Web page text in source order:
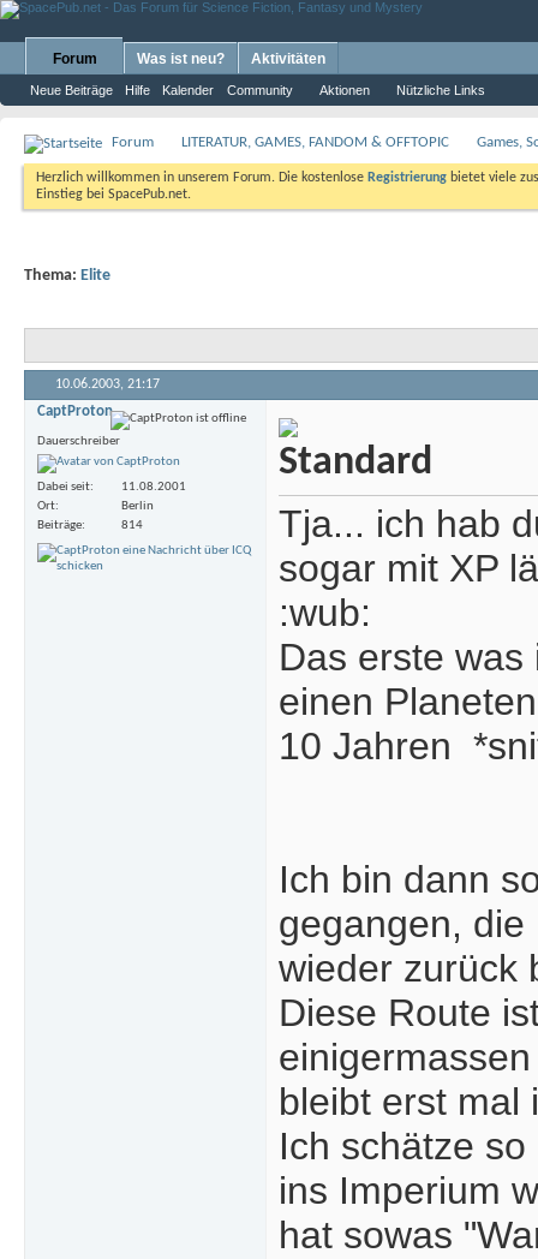
Forum
Neue Beiträge Hilfe Kalender Community Aktionen Nützliche Links
Was ist neu? Aktivitäten
Forum LITERATUR, GAMES, FANDOM & OFFTOPIC Games,
Herzlich willkommen in unserem Forum. Die kostenlose Registrierung bietet viele
Einstieg bei SpacePub.net.
Thema: Elite
10.06.2003, 21:17
CaptProton
Dauerschreiber
Dabei seit
11.08.2001
Ort
Berlin
Beiträge
814
Tja... ich hab
sogar mit XP
:wub:
Das erste
einen
10 Jahren
Ich bin dann
gegangen,
wieder zurück
Diese Route
bleibt erst mal
Ich schätze
ins Imperium
hat sowas